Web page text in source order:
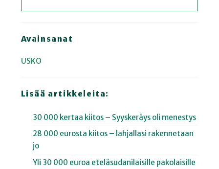
Avainsanat
USKO
Lisää artikkeleita:
30 000 kertaa kiitos – Syyskeräys oli menestys
28 000 eurosta kiitos – lahjallasi rakennetaan
jo
Yli 30 000 euroa eteläsudanilaisille pakolaisille